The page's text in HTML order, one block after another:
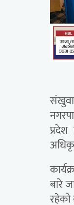
बारे
रहेको